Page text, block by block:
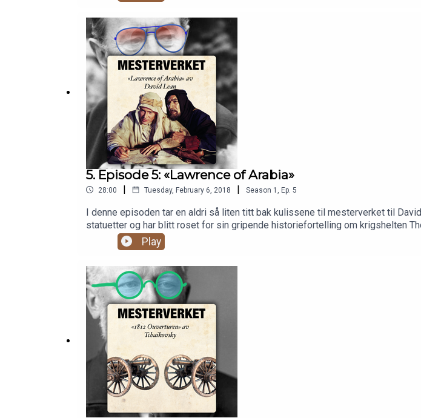
5. Episode 5: «Lawrence of Arabia»
28:00 | Tuesday, February 6, 2018 | Season 1 Ep. 5
I denne episoden tar en aldri så liten titt bak kulissene til mesterverket til
statuetter og har blitt roset for sin gripende historiefortelling om krigshelten
aldri vite, men vi har i hvert fall fanget historien om historien i dagens
Play